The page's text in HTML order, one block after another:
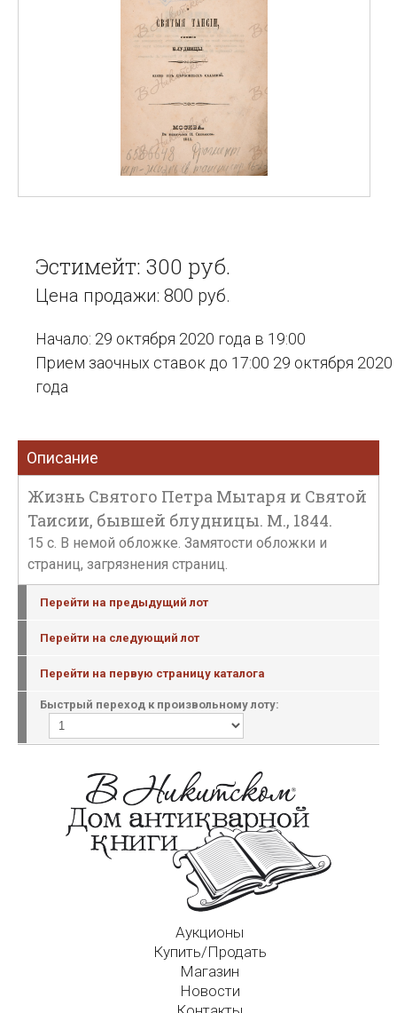
Эстимейт: 300 руб.
Цена продажи: 800 руб.
Начало: 29 октября 2020 года в 19:00
Прием заочных ставок до 17:00 29 октября 2020
года
Описание
Жизнь Святого Петра Мытаря и Святой
Таисии, бывшей блудницы. М., 1844.
15 с. В немой обложке. Замятости обложки и
страниц, загрязнения страниц.
Перейти на предыдущий лот
Перейти на следующий лот
Перейти на первую страницу каталога
Быстрый переход к произвольному лоту:
Аукционы
Купить/Продать
Магазин
Новости